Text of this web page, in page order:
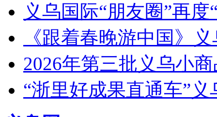
义乌国际“朋友圈”再度
《跟着春晚游中国》
2026年第三批义乌小
“浙里好成果直通车”